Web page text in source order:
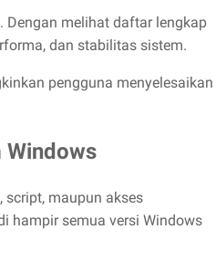
Dengan melihat daftar lengkap
dan stabilitas sistem.
pengguna menyelesaikan
Windows
maupun akses
hampir semua versi Windows